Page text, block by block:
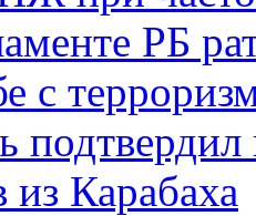
РБ
с
подтвердил
Карабаха